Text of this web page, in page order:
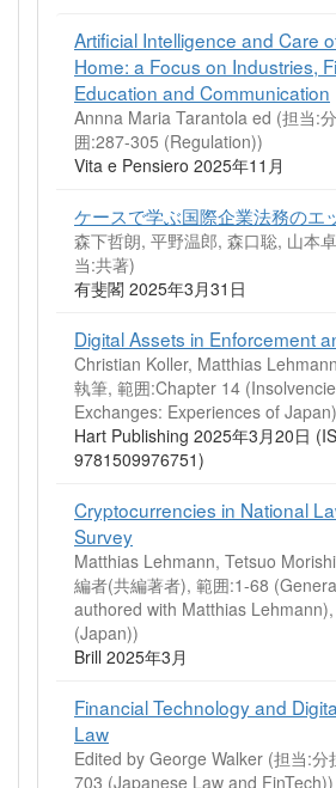
Artificial Intelligence and Care
Home: a Focus on Industries,
Education and Communication
Annna Maria Tarantola ed (担当:
囲:287-305 (Regulation))
Vita e Pensiero 2025年11月
ケースで学ぶ国際企業法務のエ
森下哲朗, 平野温郎, 森口聡, 山本
当:共著)
有斐閣 2025年3月31日
Digital Assets in Enforcement
Christian Koller, Matthias
執筆, 範囲:Chapter 14
Exchanges: Experiences of
Hart Publishing 2025年3月20日
9781509976751)
Cryptocurrencies in National
Survey
Matthias Lehmann, Tetsuo
編者(共編著者), 範囲:1-68
authored with Matthias
(Japan))
Brill 2025年3月
Financial Technology and
Law
Edited by George Walker (担当:分
703 (Japanese Law and FinTech))